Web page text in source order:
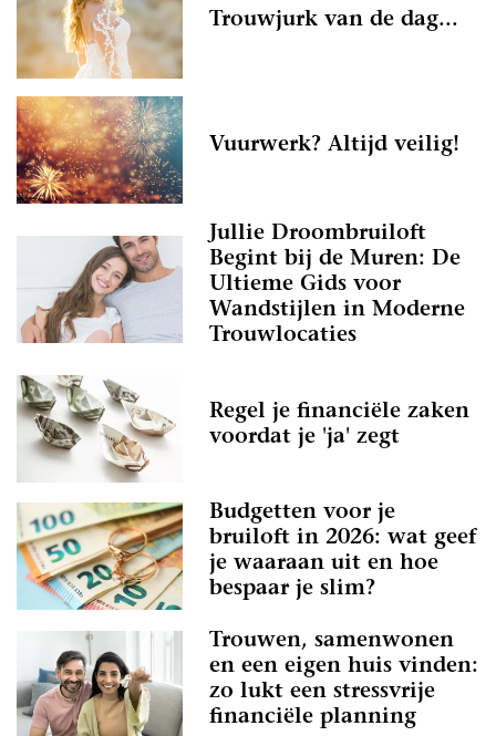
Trouwjurk van de dag...
Vuurwerk? Altijd veilig!
Jullie Droombruiloft
Begint bij de Muren: De
Ultieme Gids voor
Wandstijlen in Moderne
Trouwlocaties
Regel je financiële zaken
voordat je 'ja' zegt
Budgetten voor je
bruiloft in 2026: wat geef
je waaraan uit en hoe
bespaar je slim?
Trouwen, samenwonen
en een eigen huis vinden:
zo lukt een stressvrije
financiële planning